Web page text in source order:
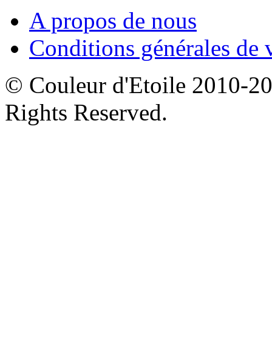
A propos de nous
Conditions générales de
© Couleur d'Etoile 2010-
Rights Reserved.